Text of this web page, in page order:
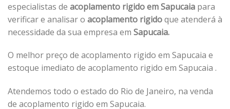
especialistas de acoplamento rigido em Sapucaia para
verificar e analisar o acoplamento rigidoque atenderá à
necessidade da sua empresa em Sapucaia.
O melhor preço de acoplamento rigido em Sapucaia e
estoque imediato de acoplamento rigido em Sapucaia .
Atendemos todo o estado do Rio de Janeiro, na venda
de acoplamento rigido em Sapucaia.